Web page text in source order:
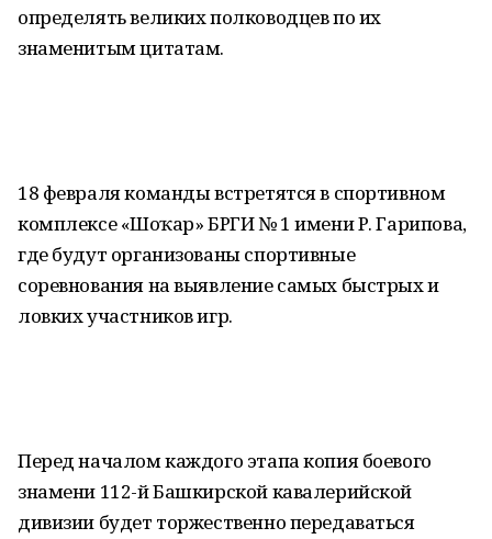
определять великих полководцев по их
знаменитым цитатам.
18 февраля команды встретятся в спортивном
комплексе «Шоңҡар» БРГИ № 1 имени Р. Гарипова,
где будут организованы спортивные
соревнования на выявление самых быстрых и
ловких участников игр.
Перед началом каждого этапа копия боевого
знамени 112-й Башкирской кавалерийской
дивизии будет торжественно передаваться